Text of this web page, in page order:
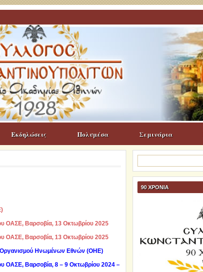
Εκδηλώσεις Πολυμέσα Σεμινάρια
ΟΑΣΕ, Βαρσοβία, 13 Οκτωβρίου 2025
ΟΑΣΕ, Βαρσοβία, 13 Οκτωβρίου 2025
Οργανισμού Ηνωμένων Εθνών (ΟΗΕ)
ΟΑΣΕ, Βαρσοβία, 8 – 9 Οκτωβρίου 2024 –
για:
90 ΧΡΟΝΙΑ